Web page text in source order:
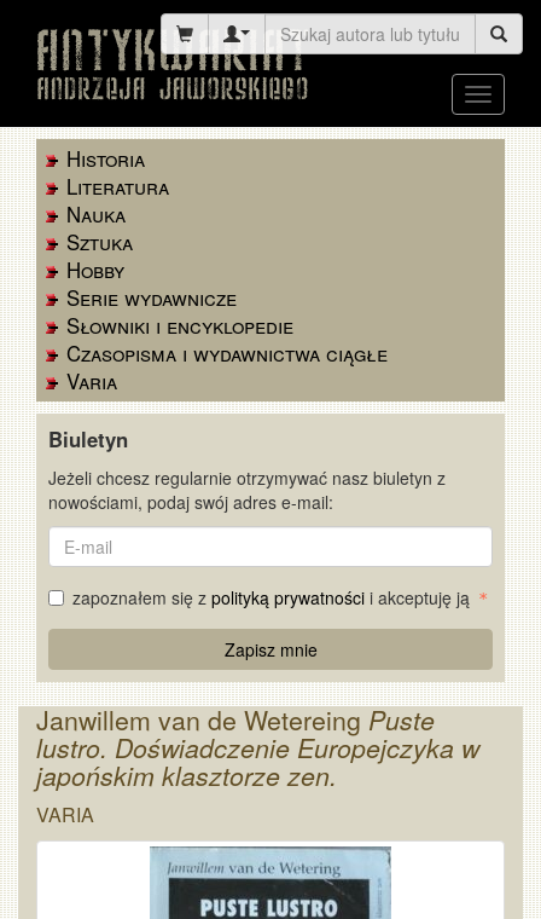
Toggle
Historia
Literatura
Nauka
Sztuka
Hobby
Serie wydawnicze
Słowniki i encyklopedie
Czasopisma i wydawnictwa ciągłe
Varia
Biuletyn
Jeżeli chcesz regularnie otrzymywać nasz biuletyn z
nowościami, podaj swój adres e-mail:
E-
mail
zapoznałem się z polityką prywatności i akceptuję ją
Captcha
Zapisz mnie
Janwillem van de Wetereing Puste
lustro. Doświadczenie Europejczyka w
japońskim klasztorze zen.
VARIA